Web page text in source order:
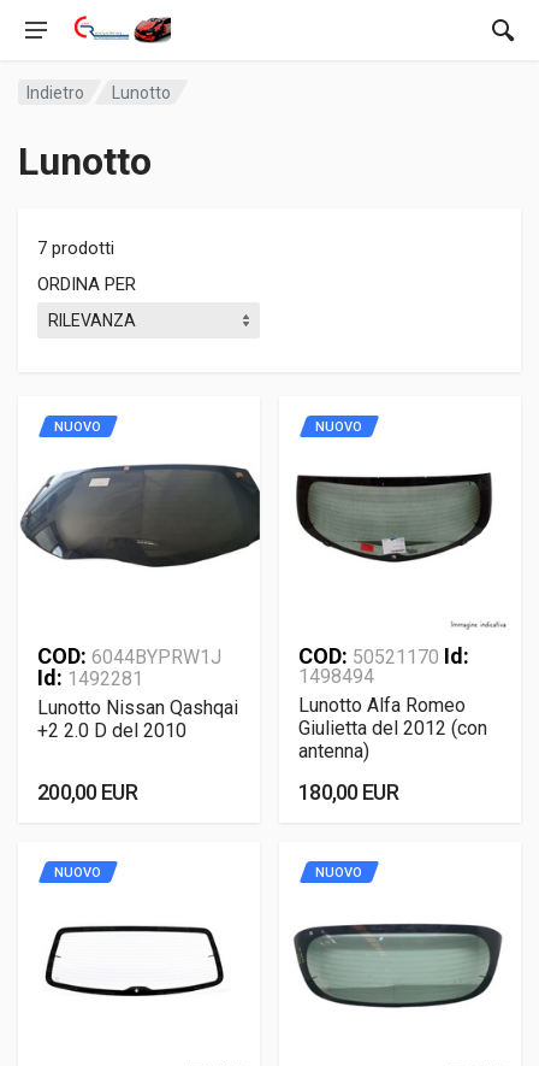
Indietro Lunotto
Lunotto
7 prodotti
ORDINA PER
COD: 6044BYPRW1J
Id: 1492281
NUOVO
Lunotto Nissan Qashqai
+2 2.0 D del 2010
200,00 EUR
COD: 50521170 Id:
1498494
NUOVO
Lunotto Alfa Romeo
Giulietta del 2012 (con
antenna)
180,00 EUR
NUOVO NUOVO